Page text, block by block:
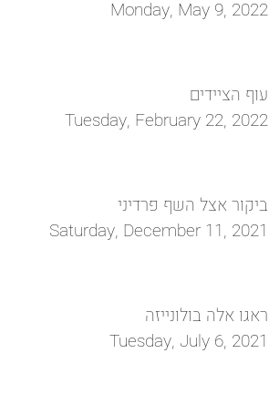
Monday, May 9, 2022
עוף הציידים
Tuesday, February 22, 2022
ביקור אצל השף פרדיני
Saturday, December 11, 2021
ראגו אלה בולונייזה
Tuesday, July 6, 2021